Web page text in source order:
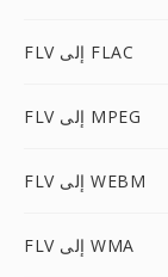
FLV إلى FLAC
FLV إلى MPEG
FLV إلى WEBM
FLV إلى WMA